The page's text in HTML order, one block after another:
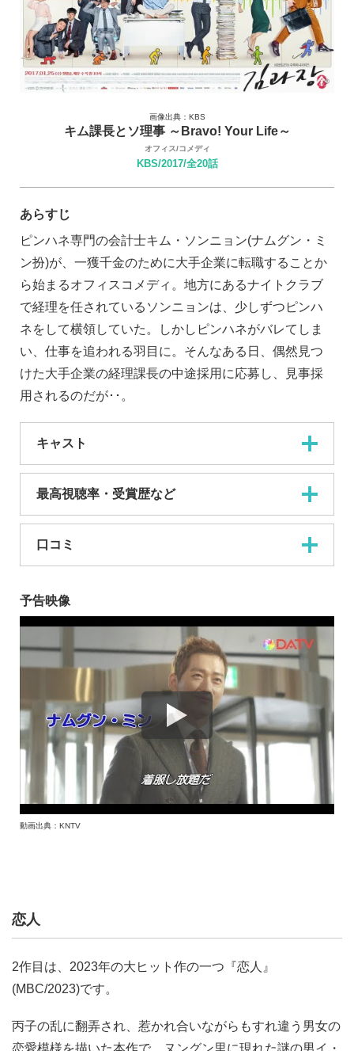
画像出典：KBS
キム課長とソ理事 ～Bravo! Your Life～
オフィス/コメディ
KBS/2017/全20話
あらすじ
ピンハネ専門の会計士キム・ソンニョン(ナムグン・ミ
ン扮)が、一獲千金のために大手企業に転職することか
ら始まるオフィスコメディ。地方にあるナイトクラブ
で経理を任されているソンニョンは、少しずつピンハ
ネをして横領していた。しかしピンハネがバレてしま
い、仕事を追われる羽目に。そんなある日、偶然見つ
けた大手企業の経理課長の中途採用に応募し、見事採
用されるのだが･･。
キャスト
最高視聴率・受賞歴など
口コミ
予告映像
動画出典：KNTV
恋人
2作目は、2023年の大ヒット作の一つ『恋人』
(MBC/2023)です。
丙子の乱に翻弄され、惹かれ合いながらもすれ違う男女の
恋愛模様を描いた本作で、ヌングン里に現れた謎の男イ・